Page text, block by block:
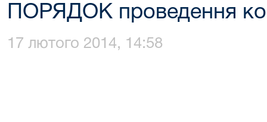
ПОРЯДОК проведення
17 лютого 2014, 14:58